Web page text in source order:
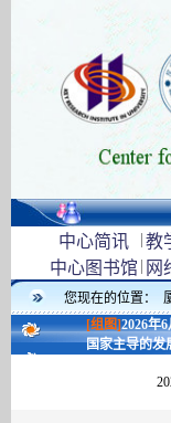
中心简讯 |教
中心图书馆 | 网
您现在的位置：
[组图]2026年
国家主导的发